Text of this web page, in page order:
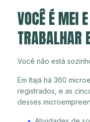
VOCÊ É MEI
Você não está
Em Itajá há 360
registrados, e as
desses